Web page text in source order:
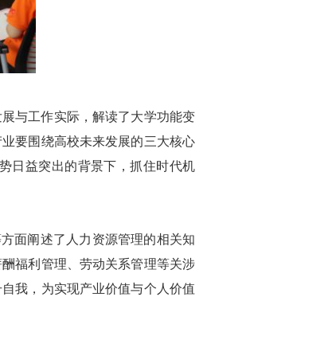
与工作实际，解读了大学功能变
要围绕高校未来发展的三大核心
日益突出的背景下，抓住时代机
面阐述了人力资源管理的相关知
福利管理、劳动关系管理等关涉
我，为实现产业价值与个人价值